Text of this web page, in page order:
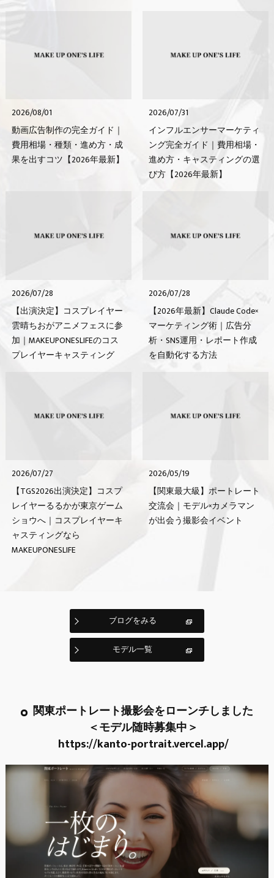
2026/08/01
動画広告制作の完全ガイド｜
費用相場・種類・進め方・成
果を出すコツ【2026年最新】
2026/07/31
インフルエンサーマーケティ
ング完全ガイド｜費用相場・
進め方・キャスティングの選
び方【2026年最新】
2026/07/28
【出演決定】コスプレイヤー
雲晴ちおがアニメフェスに参
加｜MAKEUPONESLIFEのコス
プレイヤーキャスティング
2026/07/28
【2026年最新】Claude Code×
マーケティング術｜広告分
析・SNS運用・レポート作成
を自動化する方法
2026/07/27
【TGS2026出演決定】コスプ
レイヤーるるかが東京ゲーム
ショウへ｜コスプレイヤーキ
ャスティングなら
MAKEUPONESLIFE
2026/05/19
【関東最大級】ポートレート
交流会｜モデル×カメラマン
が出会う撮影会イベント
ブログをみる
モデル一覧
関東ポートレート撮影会をローンチしました
＜モデル随時募集中＞
https://kanto-portrait.vercel.app/